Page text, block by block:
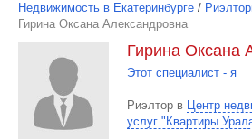
Недвижимость в Екатеринбурге /
Гирина Оксана Александровна
Гирина Оксана
Этот специалист - я
Риэлтор в Центр
услуг "Квартиры